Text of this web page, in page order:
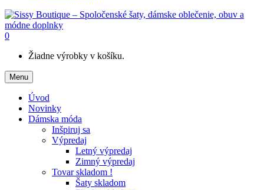
0
Žiadne výrobky v košíku.
Menu
Úvod
Novinky
Dámska móda
Inšpiruj sa
Výpredaj
Letný výpredaj
Zimný výpredaj
Tovar skladom !
Šaty skladom